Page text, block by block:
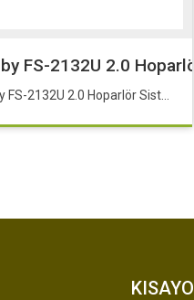
910-003357
FS-2132U 2.0
Frisby FS-2132U 2.0 Hoparlör Sistemi (6W RMS)